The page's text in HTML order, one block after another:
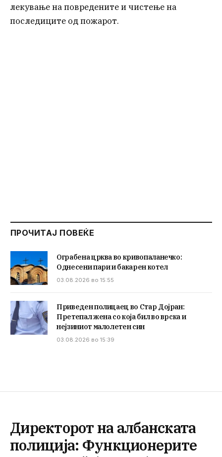
лекување на повредените и чистење на
последиците од пожарот.
ПРОЧИТАЈ ПОВЕЌЕ
Ограбена црква во кривопаланечко:
Однесени пари и бакарен котел
03.08.2026 во 15:55
Приведен полицаец во Стар Дојран:
Претепал жена со која бил во врска и
нејзиниот малолетен син
03.08.2026 во 15:39
Директорот на албанската
полиција: Функционерите